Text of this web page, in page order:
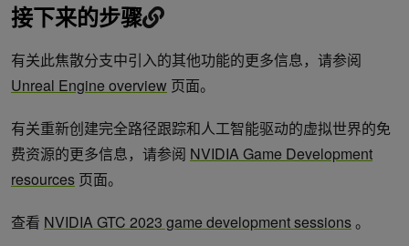
接下来的步骤
有关此焦散分支中引入的其他功能的更多信息，请参阅
Unreal Engine overview 页面。
有关重新创建完全路径跟踪和人工智能驱动的虚拟世界的免
费资源的更多信息，请参阅 NVIDIA Game Development
resources 页面。
查看 NVIDIA GTC 2023 game development sessions。